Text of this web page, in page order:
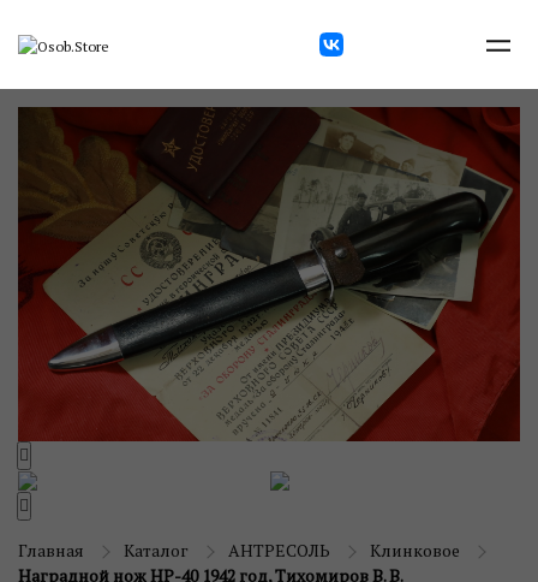
Главная Каталог АНТРЕСОЛЬ
Клинковое
Наградной нож НР-40 1942 год, Тихомиров В. В.